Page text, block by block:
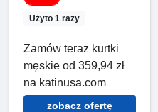
Użyto 1 razy
Zamów teraz kurtki
męskie od 359,94 zł
na katinusa.com
zobacz ofertę